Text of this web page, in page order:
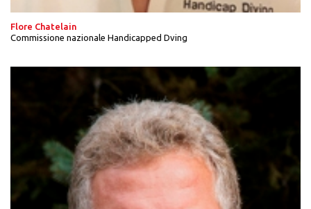
Flore Chatelain
Commissione nazionale Handicapped Dving